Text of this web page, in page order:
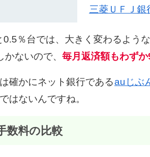
三菱ＵＦＪ銀
0.5％台では、大きく変わるよう
ないので、 毎月返済額もわずか
確かにネット銀行であるauじぶ
はないんですね。
数料の比較